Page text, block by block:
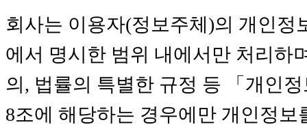
회사는 이용자(정보주체)의 개인정
에서 명시한 범위 내에서만 처리하
의, 법률의 특별한 규정 등 「개인
8조에 해당하는 경우에만 개인정보